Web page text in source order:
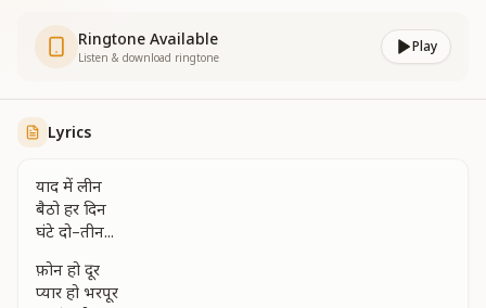
Ringtone Available
Listen & download ringtone
Play
Lyrics
याद में लीन
बैठो हर दिन
घंटे दो–तीन...
फ़ोन हो दूर
प्यार हो भरपूर